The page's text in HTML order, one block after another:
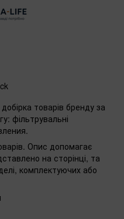
товарів бренду за
фільтрувальні
Опис допомагає
на сторінці, та
комплектуючих або